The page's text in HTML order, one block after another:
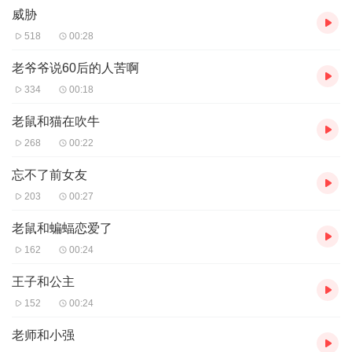
威胁
518 00:28
老爷爷说60后的人苦啊
334 00:18
老鼠和猫在吹牛
268 00:22
忘不了前女友
203 00:27
老鼠和蝙蝠恋爱了
162 00:24
王子和公主
152 00:24
老师和小强